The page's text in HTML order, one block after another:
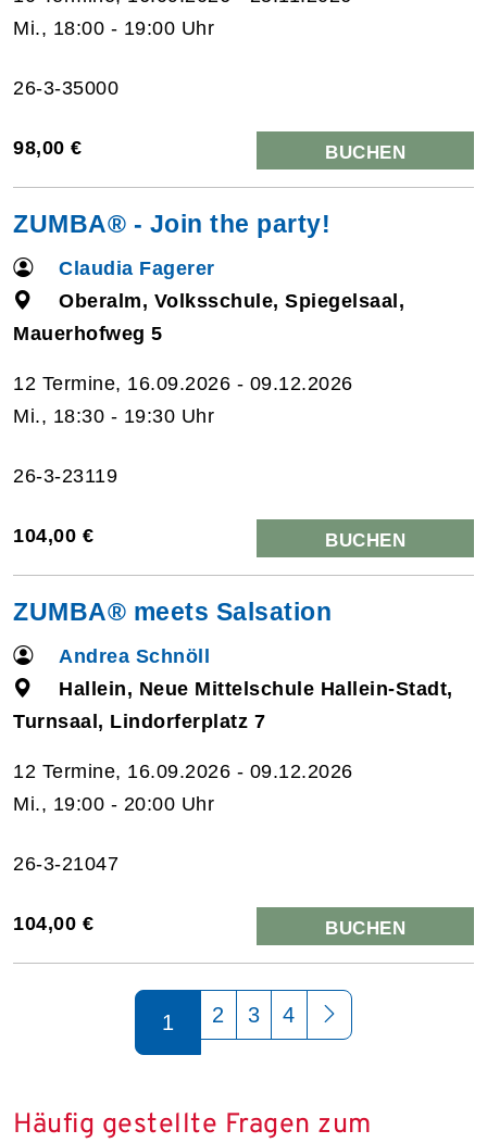
Mi., 18:00 - 19:00 Uhr
26-3-35000
98,00 € BUCHEN
ZUMBA® - Join the party!
Claudia Fagerer
Oberalm, Volksschule, Spiegelsaal,
Mauerhofweg 5
12 Termine, 16.09.2026 - 09.12.2026
Mi., 18:30 - 19:30 Uhr
26-3-23119
104,00 € BUCHEN
ZUMBA® meets Salsation
Andrea Schnöll
Hallein, Neue Mittelschule Hallein-Stadt,
Turnsaal, Lindorferplatz 7
12 Termine, 16.09.2026 - 09.12.2026
Mi., 19:00 - 20:00 Uhr
26-3-21047
104,00 € BUCHEN
1 2 3 4
Häufig gestellte Fragen zum